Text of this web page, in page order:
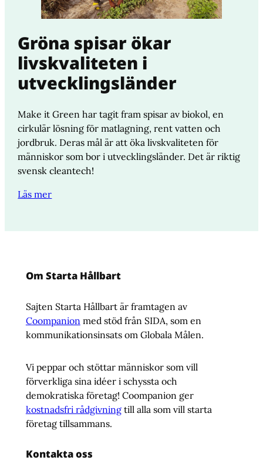
Gröna spisar ökar
livskvaliteten i
utvecklingsländer
Make it Green har tagit fram spisar av biokol, en
cirkulär lösning för matlagning, rent vatten och
jordbruk. Deras mål är att öka livskvaliteten för
människor som bor i utvecklingsländer. Det är riktig
svensk cleantech!
Läs mer
Om Starta Hållbart
Sajten Starta Hållbart är framtagen av
Coompanion med stöd från SIDA, som en
kommunikationsinsats om Globala Målen.
Vi peppar och stöttar människor som vill
förverkliga sina idéer i schyssta och
demokratiska företag! Coompanion ger
kostnadsfri rådgivningtill alla som vill starta
företag tillsammans.
Kontakta oss